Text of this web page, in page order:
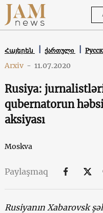
Հայերեն ქართული
Arxiv - 11.07.2020
Rusiya:
qubernatorun
aksiyası
Moskva
Paylaşmaq
Rusiyanın Xabarovsk